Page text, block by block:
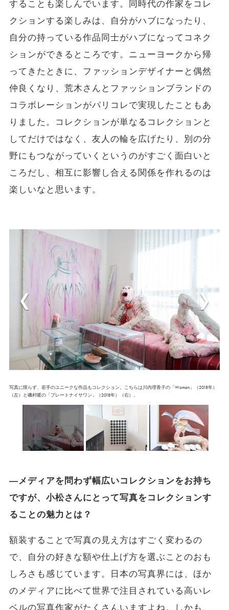
することも楽しんでいます。同時代の作家をコレ
クションする楽しみは、自分がハブになったり、
自分の持っている作品同士がハブになってコネク
ションができるところです。ニューヨークから帰
ってきたときに、ファッションデザイナーと偶然
仲良くなり、荒木さんとファッションブランドの
コラボレーションがパリコレで実現したこともあ
りました。コレクションが単なるコレクションと
してだけではなく、友人の輪を広げたり、別の分
野にもつながっていくというのがすごく面白いと
ころだし、相互に影響し合える関係を作れるのは
楽しいなと思います。
写真に限らず、若手のユニークな作品もコレクション。こちらは川内理香子の「Woman」（2018年）
（左）と磯村暖の「プレートナイサワン」（2018年）（右）。
―メディアを問わず幅広いコレクションをお持ち
ですが、小松さんにとって写真をコレクションす
ることの魅力とは？
額装することで写真の見え方はすごく変わるの
で、自分の好きな額や仕上げ方を選ぶことのおも
しろさも感じています。日本の写真界には、ほか
のメディアに比べて世界で注目されている高いレ
ベルの写真作家がたくさんいますよね。しかも、